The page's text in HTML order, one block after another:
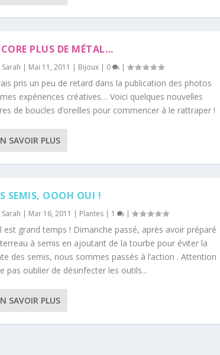
PLUS DE MÉTAL…
Sarah | Mai 11, 2011 | Bijoux| 0 |
pris un peu de retard dans la publication des photos
expériences créatives… Voici quelques nouvelles
de boucles d’oreilles pour commencer à le rattraper !
SAVOIR PLUS
SEMIS, OOOH OUI !
Sarah | Mar 16, 2011 | Plantes| 1 |
est grand temps ! Dimanche passé, après avoir préparé
à semis en ajoutant de la tourbe pour éviter la
des semis, nous sommes passés à l’action . Attention
pas oublier de désinfecter les outils...
SAVOIR PLUS